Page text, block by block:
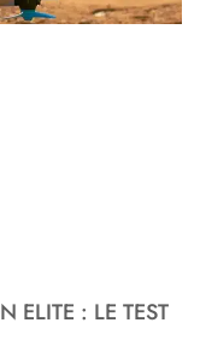
ELITE : LE TEST